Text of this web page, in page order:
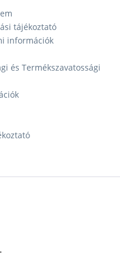
tájékoztató
információk
és Termékszavatossági